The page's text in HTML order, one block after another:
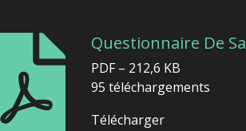
Questionnaire De
PDF – 212,6 KB
95 téléchargements
Télécharger